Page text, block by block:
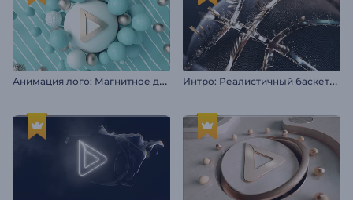
А
нимация лого: Магнитное движение И
нтро: Реалистичный баскетбольный мяч